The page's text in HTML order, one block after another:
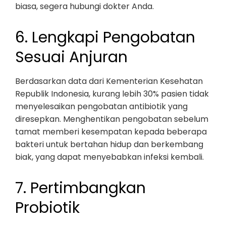
biasa, segera hubungi dokter Anda.
6. Lengkapi Pengobatan
Sesuai Anjuran
Berdasarkan data dari Kementerian Kesehatan
Republik Indonesia, kurang lebih 30% pasien tidak
menyelesaikan pengobatan antibiotik yang
diresepkan. Menghentikan pengobatan sebelum
tamat memberi kesempatan kepada beberapa
bakteri untuk bertahan hidup dan berkembang
biak, yang dapat menyebabkan infeksi kembali.
7. Pertimbangkan
Probiotik